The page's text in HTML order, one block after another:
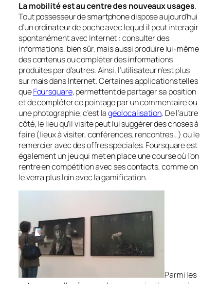
La mobilité est au centre des nouveaux usages.
Tout possesseur de smartphone dispose aujourd’hui
d’un ordinateur de poche avec lequel il peut interagir
spontanément avec Internet : consulter des
informations, bien sûr, mais aussi produire lui-même
des contenus ou compléter des informations
produites par d’autres. Ainsi, l’utilisateur n’est plus
surmaisdansInternet. Certaines applications telles
queFoursquare, permettent de partager sa position
et de compléter ce pointage par un commentaire ou
une photographie, c’est lagéolocalisation. De l’autre
côté, le lieu qu’il visite peut lui suggérer des choses à
faire (lieux à visiter, conférences, rencontres…) ou le
remercier avec des offres spéciales. Foursquare est
également un jeu qui met en place une course où l’on
rentre en compétition avec ses contacts, comme on
le verra plus loin avec la gamification.
Parmi les